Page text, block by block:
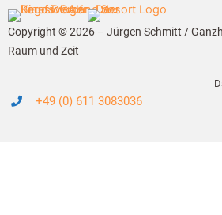
Copyright © 2026 – Jürgen Schmitt /
Raum und Zeit
+49 (0) 611 3083036